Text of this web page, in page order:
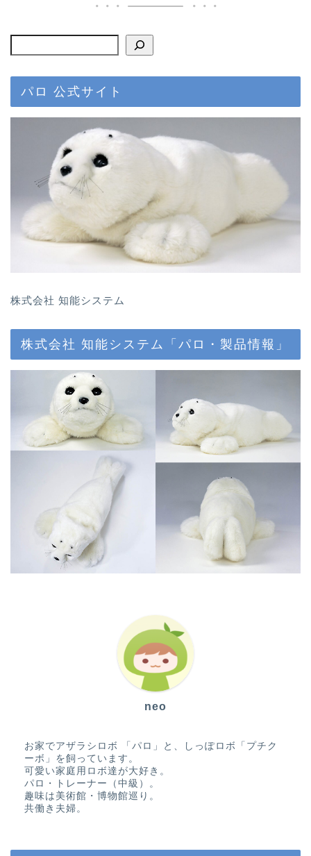
パロ 公式サイト
株式会社 知能システム
株式会社 知能システム「パロ・製品情報」
neo
お家でアザラシロボ 「パロ」と、しっぽロボ「プチク
ーボ」を飼っています。
可愛い家庭用ロボ達が大好き。
パロ・トレーナー（中級）。
趣味は美術館・博物館巡り。
共働き夫婦。